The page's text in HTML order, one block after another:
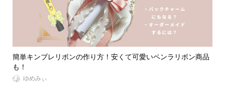
簡単キンブレリボンの作り方！安くて可愛いペンラリボン商品
も！
ゆめみぃ